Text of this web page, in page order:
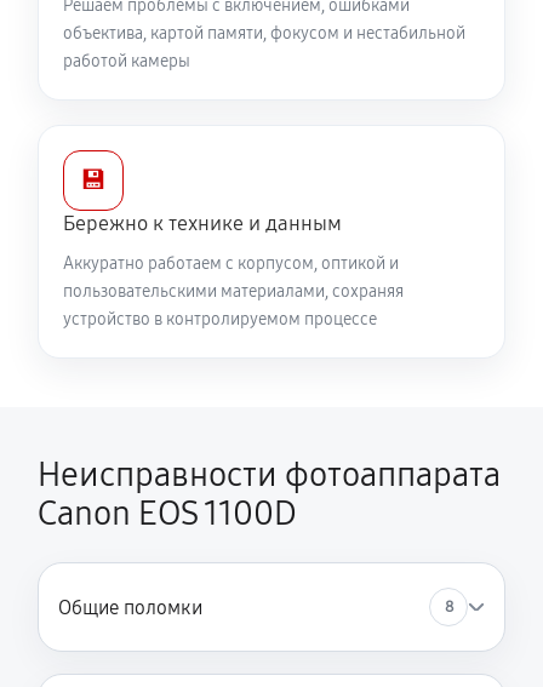
Решаем проблемы с включением, ошибками
объектива, картой памяти, фокусом и нестабильной
работой камеры
💾
Бережно к технике и данным
Аккуратно работаем с корпусом, оптикой и
пользовательскими материалами, сохраняя
устройство в контролируемом процессе
Неисправности фотоаппарата
Canon EOS 1100D
Общие поломки 8